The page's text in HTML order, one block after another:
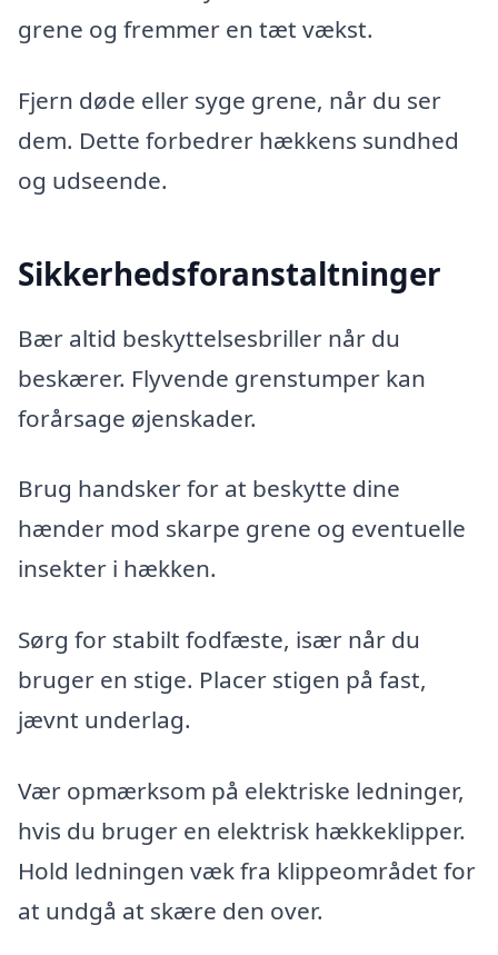
grene og fremmer en tæt vækst.
Fjern døde eller syge grene, når du ser
dem. Dette forbedrer hækkens sundhed
og udseende.
Sikkerhedsforanstaltninger
Bær altid beskyttelsesbriller når du
beskærer. Flyvende grenstumper kan
forårsage øjenskader.
Brug handsker for at beskytte dine
hænder mod skarpe grene og eventuelle
insekter i hækken.
Sørg for stabilt fodfæste, især når du
bruger en stige. Placer stigen på fast,
jævnt underlag.
Vær opmærksom på elektriske ledninger,
hvis du bruger en elektrisk hækkeklipper.
Hold ledningen væk fra klippeområdet for
at undgå at skære den over.